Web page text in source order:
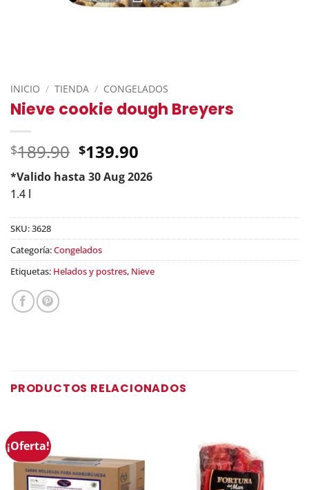
INICIO / TIENDA / CONGELADOS
Nieve cookie dough Breyers
$189.90 Original
price
was:
$139.90
*Valido hasta 30 Aug 2026
Current
is:
$139.90.
1.4 l
SKU:3628
Categoría:Congelados
Etiquetas: Helados y postres, Nieve
PRODUCTOS RELACIONADOS
¡Oferta!